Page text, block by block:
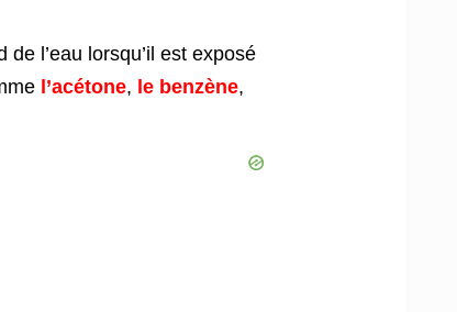
l’eau lorsqu’il est exposé
l’acétone, le benzène,